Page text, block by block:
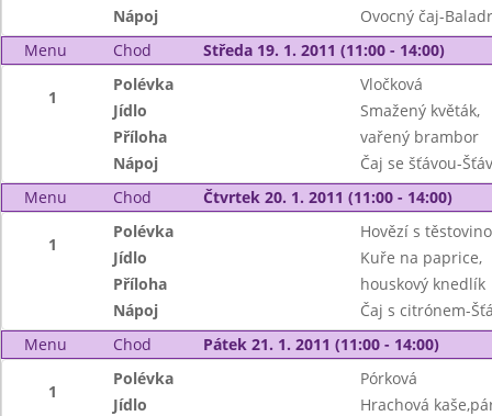
Nápoj
Ovocný čaj-
Menu
Chod Středa 19. 1. 2011 (11:00 - 14:00)
1
Polévka
Vločková
Jídlo
Smažený květák,
Příloha
vařený brambor
Nápoj
Čaj se šťávou-
Menu
Chod Čtvrtek 20. 1. 2011 (11:00 - 14:00)
1
Polévka
Hovězí s
Jídlo
Kuře na paprice,
Příloha
houskový knedlík
Nápoj
Čaj s citrónem-
Menu
Chod Pátek 21. 1. 2011 (11:00 - 14:00)
1
Polévka
Pórková
Jídlo
Hrachová